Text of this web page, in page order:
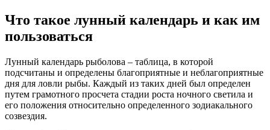
Что такое лунный календарь и как им
пользоваться
Лунный календарь рыболова – таблица, в которой
подсчитаны и определены благоприятные и неблагоприятные
дня для ловли рыбы. Каждый из таких дней был определен
путем грамотного просчета стадии роста ночного светила и
его положения относительно определенного зодиакального
созвездия.